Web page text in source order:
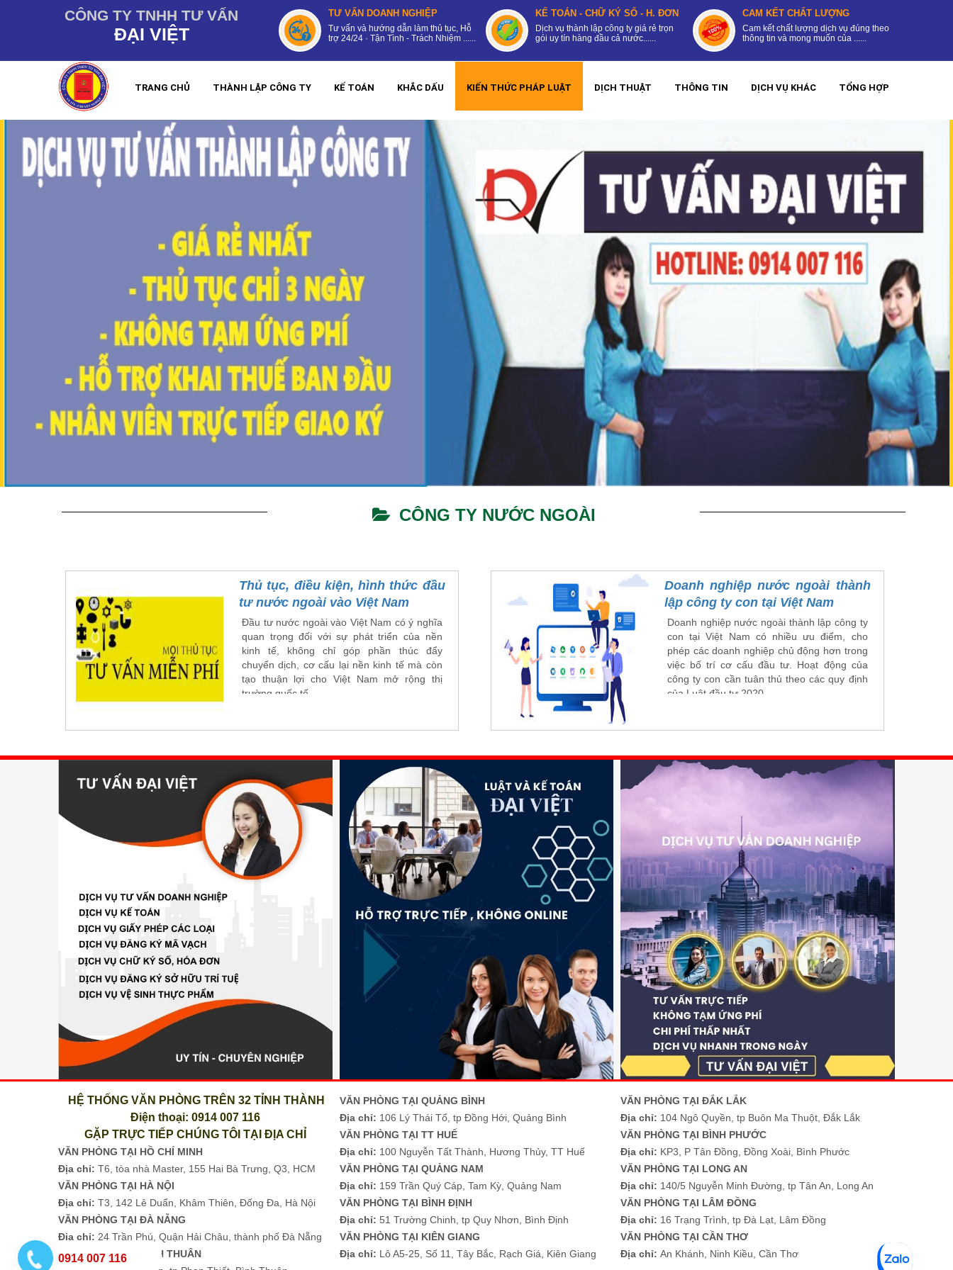
CÔNG TY TNHH TƯ VẤN
ĐẠI VIỆT
TƯ VẤN DOANH NGHIỆP
Tư vấn và hướng dẫn làm thủ tục, Hỗ
trợ 24/24 · Tận Tình - Trách Nhiệm ......
KẾ TOÁN - CHỮ KÝ SỐ - H. ĐƠN
Dịch vụ thành lập công ty giá rẻ trọn
gói uy tín hàng đầu cả nước......
CAM KẾT CHẤT LƯỢNG
Cam kết chất lượng dịch vụ đúng theo
thông tin và mong muốn của ......
TRANG CHỦ THÀNH LẬP CÔNG TY KẾ TOÁN KHẮC DẤU KIẾN THỨC PHÁP LUẬT DỊCH THUẬT THÔNG TIN DỊCH VỤ KHÁC TỔNG HỢP
CÔNG TY NƯỚC NGOÀI
Thủ tục, điều kiện, hình thức đầu
tư nước ngoài vào Việt Nam
Đầu tư nước ngoài vào Việt Nam có ý nghĩa
quan trọng đối với sự phát triển của nền
kinh tế, không chỉ góp phần thúc đẩy
chuyển dịch, cơ cấu lại nền kinh tế mà còn
tạo thuận lợi cho Việt Nam mở rộng thị
trường quốc tế
Doanh nghiệp nước ngoài thành
lập công ty con tại Việt Nam
Doanh nghiệp nước ngoài thành lập công ty
con tại Việt Nam có nhiều ưu điểm, cho
phép các doanh nghiệp chủ động hơn trong
việc bố trí cơ cấu đầu tư. Hoạt động của
công ty con cần tuân thủ theo các quy định
của Luật đầu tư 2020
HỆ THỐNG VĂN PHÒNG TRÊN 32 TỈNH THÀNH
Điện thoại: 0914 007 116
GẶP TRỰC TIẾP CHÚNG TÔI TẠI ĐỊA CHỈ
VĂN PHÒNG TẠI HỒ CHÍ MINH
Địa chỉ: T6, tòa nhà Master, 155 Hai Bà Trưng, Q3, HCM
VĂN PHÒNG TẠI HÀ NỘI
Địa chỉ: T3, 142 Lê Duẩn, Khâm Thiên, Đống Đa, Hà Nội
VĂN PHÒNG TẠI ĐÀ NẴNG
Địa chỉ: 24 Trần Phú, Quận Hải Châu, thành phố Đà Nẵng
VĂN PHÒNG TẠI BÌNH THUÂN
VĂN PHÒNG TẠI QUẢNG BÌNH
Địa chỉ: 106 Lý Thái Tổ, tp Đồng Hới, Quảng Bình
VĂN PHÒNG TẠI TT HUẾ
Địa chỉ: 100 Nguyễn Tất Thành, Hương Thủy, TT Huế
VĂN PHÒNG TẠI QUẢNG NAM
Địa chỉ: 159 Trần Quý Cáp, Tam Kỳ, Quảng Nam
VĂN PHÒNG TẠI BÌNH ĐỊNH
Địa chỉ: 51 Trường Chinh, tp Quy Nhơn, Bình Định
VĂN PHÒNG TẠI KIÊN GIANG
Địa chỉ: Lô A5-25, Số 11, Tây Bắc, Rạch Giá, Kiên Giang
VĂN PHÒNG TẠI ĐẮK LẮK
Địa chỉ: 104 Ngô Quyền, tp Buôn Ma Thuột, Đắk Lắk
VĂN PHÒNG TẠI BÌNH PHƯỚC
Địa chỉ: KP3, P Tân Đồng, Đồng Xoài, Bình Phước
VĂN PHÒNG TẠI LONG AN
Địa chỉ: 140/5 Nguyễn Minh Đường, tp Tân An, Long An
VĂN PHÒNG TẠI LÂM ĐỒNG
Địa chỉ: 16 Trạng Trình, tp Đà Lạt, Lâm Đồng
VĂN PHÒNG TẠI CẦN THƠ
Địa chỉ:An Khánh, Ninh Kiều, Cần Thơ
0914 007 116